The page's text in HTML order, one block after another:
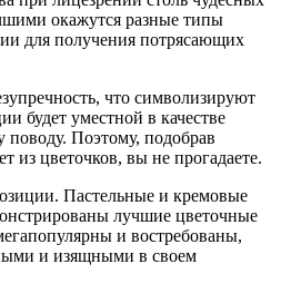
окажутся разные типы
для получения потрясающих
что символизируют
будет уместной в качестве
Поэтому, подобрав
из цветочков, вы не прогадаете.
Пастельные и кремовые
лучшие цветочные
и востребованы,
и изящными в своем